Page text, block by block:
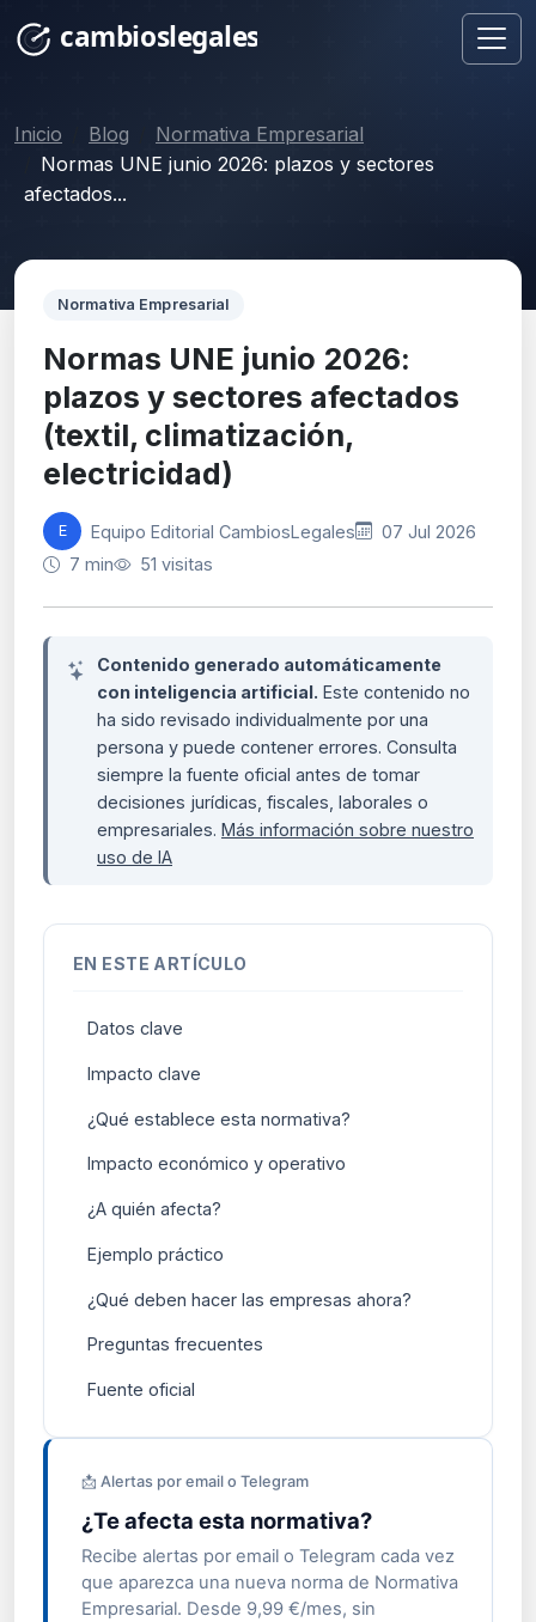
Inicio Blog
Normativa Empresarial
Normas UNE junio 2026: plazos y sectores
afectados...
Normativa Empresarial
Normas UNE junio 2026:
plazos y sectores afectados
(textil, climatización,
electricidad)
E Equipo Editorial CambiosLegales
07 Jul 2026
7 min
51 visitas
Contenido generado automáticamente
con inteligencia artificial. Este contenido no
ha sido revisado individualmente por una
persona y puede contener errores. Consulta
siempre la fuente oficial antes de tomar
decisiones jurídicas, fiscales, laborales o
empresariales. Más información sobre nuestro
uso de IA
EN ESTE ARTÍCULO
Datos clave
Impacto clave
¿Qué establece esta normativa?
Impacto económico y operativo
¿A quién afecta?
Ejemplo práctico
¿Qué deben hacer las empresas ahora?
Preguntas frecuentes
Fuente oficial
📩 Alertas por email o Telegram
¿Te afecta esta normativa?
Recibe alertas por email o Telegram cada vez
que aparezca una nueva norma de Normativa
Empresarial. Desde 9,99 €/mes, sin